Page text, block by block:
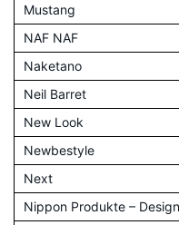
Mustang
NAF NAF
Naketano
Neil Barret
New Look
Newbestyle
Next
Nippon Produkte –